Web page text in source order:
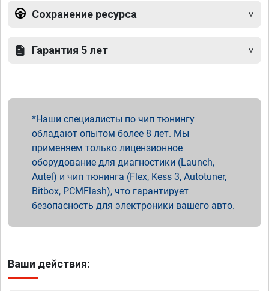
Сохранение ресурса
Гарантия 5 лет
Наши специалисты по чип тюнингу
обладают опытом более 8 лет. Мы
применяем только лицензионное
оборудование для диагностики (Launch,
Autel) и чип тюнинга (Flex, Kess 3, Autotuner,
Bitbox, PCMFlash), что гарантирует
безопасность для электроники вашего авто.
Ваши действия: